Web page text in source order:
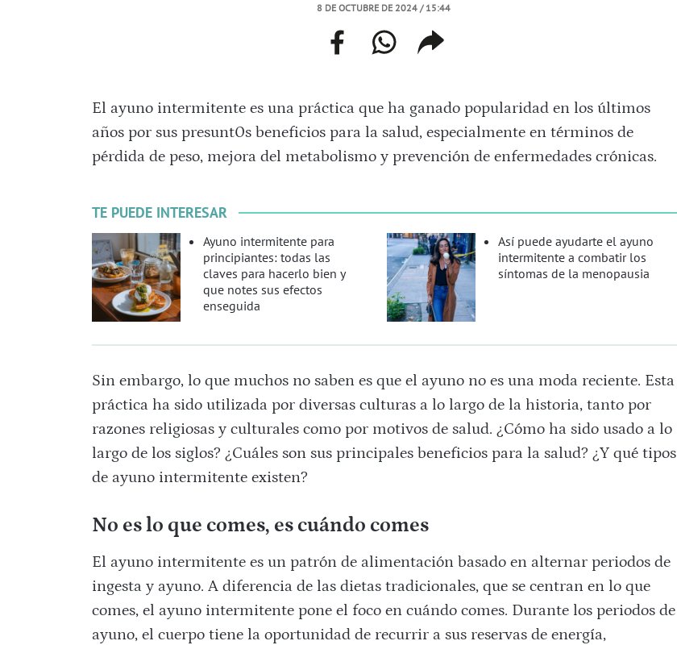
8 DE OCTUBRE DE 2024 / 15:44
facebookwhatsapp
web
copiar
enlace
El ayuno intermitente es una práctica que ha ganado popularidad en los últimos
años por sus presunt0s beneficios para la salud, especialmente en términos de
pérdida de peso, mejora del metabolismo y prevención de enfermedades crónicas.
TE PUEDE INTERESAR
Ayuno intermitente para
principiantes: todas las
claves para hacerlo bien y
que notes sus efectos
enseguida
Así puede ayudarte el ayuno
intermitente a combatir los
síntomas de la menopausia
Sin embargo, lo que muchos no saben es que el ayuno no es una moda reciente. Esta
práctica ha sido utilizada por diversas culturas a lo largo de la historia, tanto por
razones religiosas y culturales como por motivos de salud. ¿Cómo ha sido usado a lo
largo de los siglos? ¿Cuáles son sus principales beneficios para la salud? ¿Y qué tipos
de ayuno intermitente existen?
No es lo que comes, es cuándo comes
El ayuno intermitente es un patrón de alimentación basado en alternar periodos de
ingesta y ayuno. A diferencia de las dietas tradicionales, que se centran en lo que
comes, el ayuno intermitente pone el foco en cuándo comes. Durante los periodos de
ayuno, el cuerpo tiene la oportunidad de recurrir a sus reservas de energía,